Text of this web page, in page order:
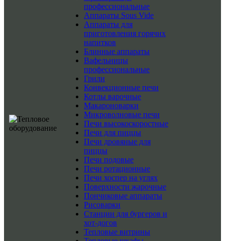
профессиональные
Аппараты Sous Vide
Аппараты для
приготовления горячих
напитков
Блинные аппараты
Вафельницы
профессиональные
Грили
Конвекционные печи
Котлы варочные
Макароноварки
Микроволновые печи
Печи высокоскоростные
Печи для пиццы
Печи дровяные для
пиццы
Печи подовые
Печи ротационные
Печи хоспер на углях
Поверхности жарочные
Пончиковые аппараты
Рисоварки
Станции для бургеров и
хот-догов
Тепловые витрины